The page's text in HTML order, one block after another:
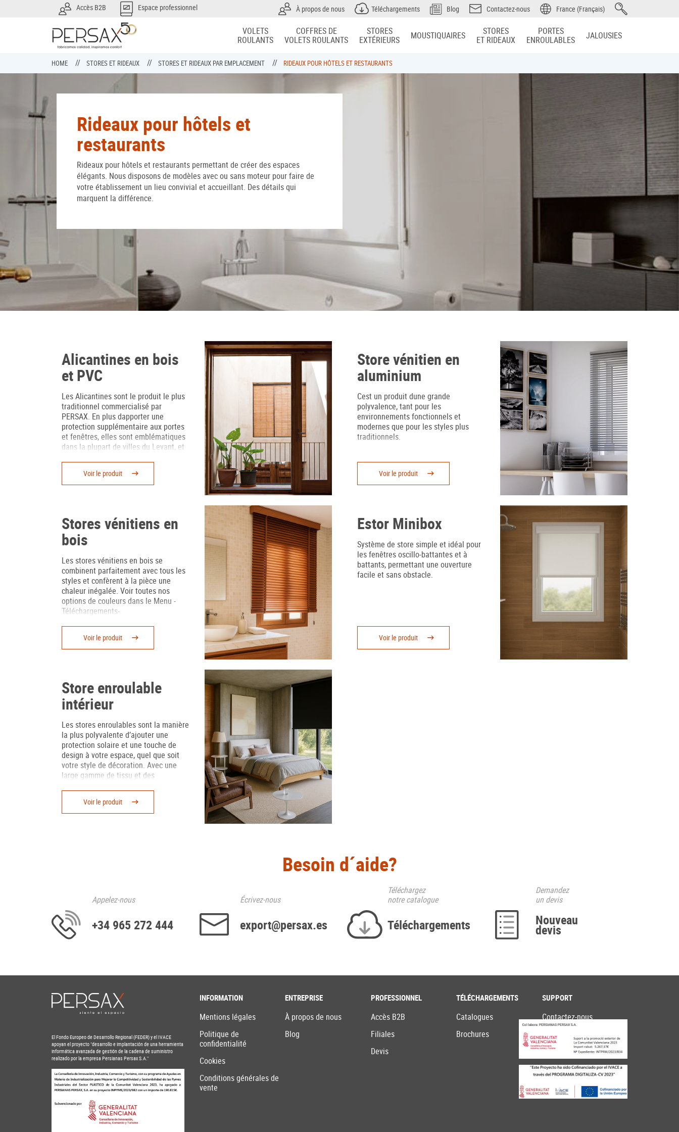
Accès B2B Espace professionnel À propos de nous Téléchargements Blog Contactez-nous France (Français)
VOLETS
ROULANTS
COFFRES DE
VOLETS ROULANTS
STORES
EXTÉRIEURS
MOUSTIQUAIRES
STORES
ET RIDEAUX
PORTES
ENROULABLES
JALOUSIES
HOME STORES ET RIDEAUX STORES ET RIDEAUX PAR EMPLACEMENT RIDEAUX POUR HÔTELS ET RESTAURANTS
Rideaux pour hôtels et
restaurants
Rideaux pour hôtels et restaurants permettant de créer des espaces
élégants. Nous disposons de modèles avec ou sans moteur pour faire de
votre établissement un lieu convivial et accueillant. Des détails qui
marquent la différence.
Alicantines en bois
et PVC
Les Alicantines sont le produit le plus
traditionnel commercialisé par
PERSAX. En plus dapporter une
protection supplémentaire aux portes
et fenêtres, elles sont emblématiques
dans la plupart de villes du Levant, et
proposons dans de multiples couleurs,
afin d’apporter une touche personnelle
Voir le produit
Store vénitien en
aluminium
Cest un produit dune grande
polyvalence, tant pour les
environnements fonctionnels et
modernes que pour les styles plus
traditionnels.
Voir le produit
Stores vénitiens en
bois
Les stores vénitiens en bois se
combinent parfaitement avec tous les
styles et confèrent à la pièce une
chaleur inégalée. Voir toutes nos
options de couleurs dans le Menu -
Téléchargements-
Voir le produit
Estor Minibox
Système de store simple et idéal pour
les fenêtres oscillo-battantes et à
battants, permettant une ouverture
facile et sans obstacle.
Voir le produit
Store enroulable
intérieur
Les stores enroulables sont la manière
la plus polyvalente d’ajouter une
protection solaire et une touche de
design à votre espace, quel que soit
votre style de décoration. Avec une
large gamme de tissu et des
vitrées, ou pour séparer différentes
atmosphères.
Voir le produit
Besoin d´aide?
Appelez-nous
+34 965 272 444
Écrivez-nous
export@persax.es
Téléchargez
notre catalogue
Téléchargements
Demandez
un devis
Nouveau
devis
El Fondo Europeo de Desarrollo Regional (FEDER) y el IVACE
apoyan el proyecto "desarrollo e implantación de una herramienta
informática avanzada de gestión de la cadena de suministro
realizado por la empresa Persianas Persax S.A."
INFORMATION
Mentions légales
Politique de
confidentialité
Cookies
Conditions générales de
vente
ENTREPRISE
À propos de nous
Blog
PROFESSIONNEL
Accès B2B
Filiales
Devis
TÉLÉCHARGEMENTS
Catalogues
Brochures
SUPPORT
Contactez-nous